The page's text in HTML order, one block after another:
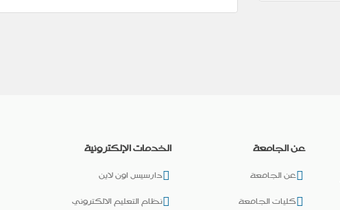
عن الجامعة
عن الجامعة
كليات الجامعة
الخدمات الإلكترونية
دارسيس اون لاين
نظام التعليم الالكتروني